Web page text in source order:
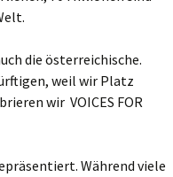
die österreichische.
weil wir Platz
wir VOICES FOR
Während viele